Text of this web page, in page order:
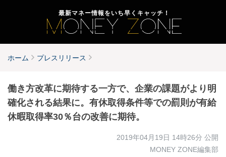
最新マネー情報をいち早くキャッチ！
ホーム プレスリリース
働き方改革に期待する一方で、企業の課題がより明
確化される結果に。有休取得条件等での罰則が有給
休暇取得率30％台の改善に期待。
2019年04月19日 14時26分 公開
MONEY ZONE編集部